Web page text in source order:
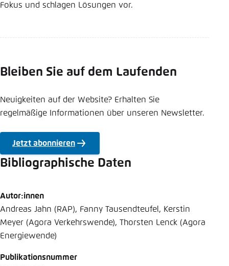
Fokus und schlagen Lösungen vor.
Bleiben Sie auf dem Laufenden
Neuigkeiten auf der Website? Erhalten Sie
regelmäßige Informationen über unseren Newsletter.
Jetzt abonnieren
Bibliographische Daten
Autor:innen
Andreas Jahn (RAP), Fanny Tausendteufel, Kerstin
Meyer (Agora Verkehrswende), Thorsten Lenck (Agora
Energiewende)
Publikationsnummer